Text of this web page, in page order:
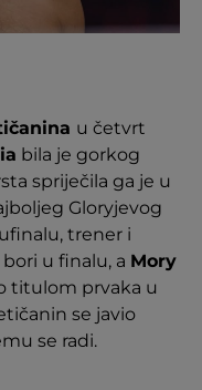
u četvrt
bila je gorkog
spriječila ga je u
Gloryjevog
trener i
u finalu, a Mory
titulom prvaka u
se javio
se radi.